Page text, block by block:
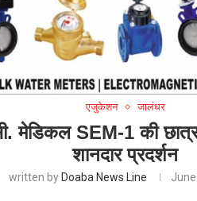
एजुकेशन जालंधर
SEM-1 की छात्राओं
शानदार प्रदर्शन
written by Doaba News Line